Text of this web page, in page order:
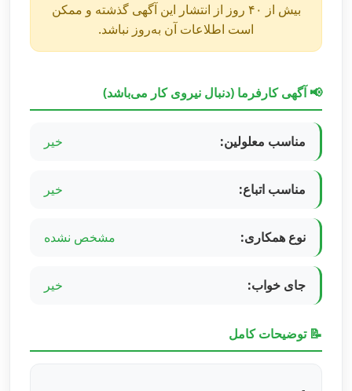
بیش از ۴۰ روز از انتشار این آگهی گذشته و ممکن
است اطلاعات آن به‌روز نباشد.
📢 آگهی کارفرما (دنبال نیروی کار می‌باشد)
مناسب معلولین: خیر
مناسب اتباع: خیر
نوع همکاری: مشخص نشده
جای خواب: خیر
📝 توضیحات کامل